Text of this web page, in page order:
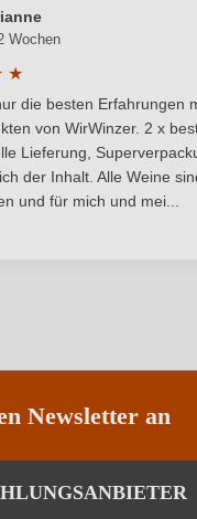
Wochen
★
Bewertung von
die besten Erfahrungen
von WirWinzer. 2 x
Lieferung,
der Inhalt. Alle Weine
und für mich und mei...
Newsletter an